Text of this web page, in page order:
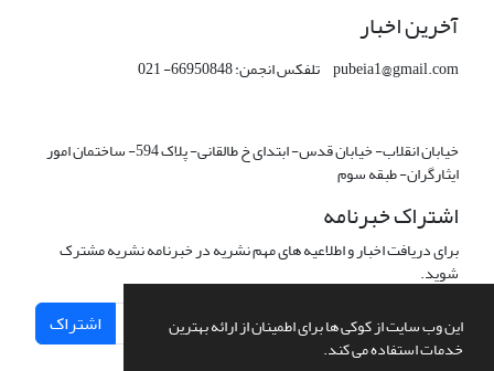
این وب سایت از کوکی ها برای اطمینان از ارائه بهترین
خدمات استفاده می کند.
آخرین اخبار
pubeia1@gmail.com تلفکس انجمن: 66950848- 021
خیابان انقلاب- خیابان قدس- ابتدای خ طالقانی- پلاک 594- ساختمان امور
ایثارگران- طبقه سوم
اشتراک خبرنامه
برای دریافت اخبار و اطلاعیه های مهم نشریه در خبرنامه نشریه مشترک
شوید.
اشتراک